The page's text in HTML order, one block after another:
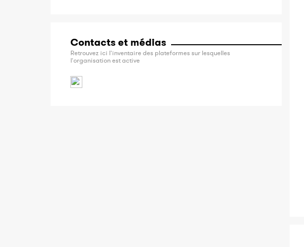
Contacts et médias
Retrouvez ici l'inventaire des plateformes sur lesquelles
l'organisation est active